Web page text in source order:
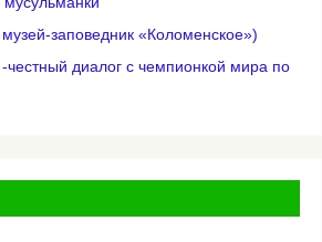
заповедник «Коломенское»)
диалог с чемпионкой мира по